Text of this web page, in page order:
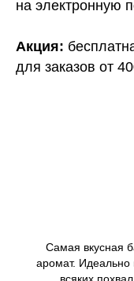
на электронную
Акция:
для заказов от
Самая вкусная
аромат. Идеально